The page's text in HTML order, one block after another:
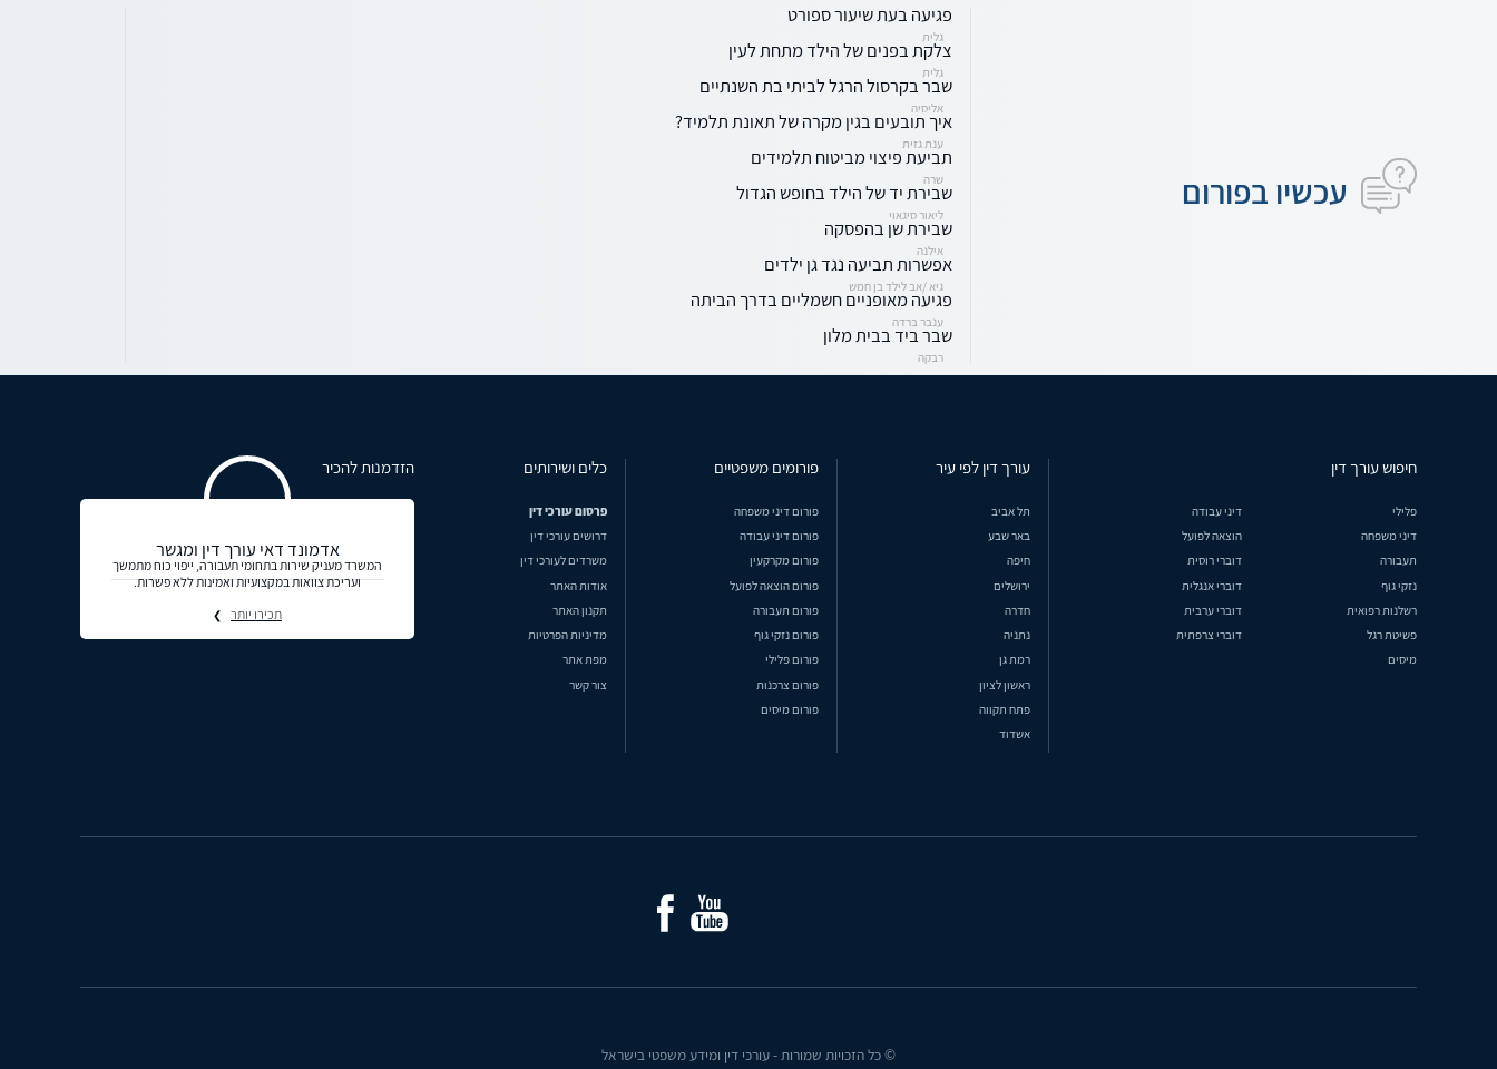
עכשיו בפורום
פגיעה בעת שיעור ספורט
גלית
צלקת בפנים של הילד מתחת לעין
גלית
שבר בקרסול הרגל לביתי בת השנתיים
אליסיה
איך תובעים בגין מקרה של תאונת תלמיד?
ענת גזית
תביעת פיצוי מביטוח תלמידים
שרה
שבירת יד של הילד בחופש הגדול
ליאור סיגאוי
שבירת שן בהפסקה
אילנה
אפשרות תביעה נגד גן ילדים
גיא /אב לילד בן חמש
פגיעה מאופניים חשמליים בדרך הביתה
ענבר ברדה
שבר ביד בבית מלון
רבקה
חיפוש עורך דין
פלילי
דיני עבודה
דיני משפחה
הוצאה לפועל
תעבורה
דוברי רוסית
נזקי גוף
דוברי אנגלית
רשלנות רפואית
דוברי ערבית
פשיטת רגל
דוברי צרפתית
מיסים
עורך דין לפי עיר
תל אביב
באר שבע
חיפה
ירושלים
חדרה
נתניה
רמת גן
ראשון לציון
פתח תקווה
אשדוד
פורומים משפטיים
פורום דיני משפחה
פורום דיני עבודה
פורום מקרקעין
פורום הוצאה לפועל
פורום תעבורה
פורום נזקי גוף
פורום פלילי
פורום צרכנות
פורום מיסים
כלים ושירותים
פרסום עורכי דין
דרושים עורכי דין
משרדים לעורכי דין
אודות האתר
תקנון האתר
מדיניות הפרטיות
מפת אתר
צור קשר
הזדמנות להכיר
אדמונד דאי עורך דין ומגשר
המשרד מעניק שירות בתחומי תעבורה, ייפוי כוח מתמשך
ועריכת צוואות במקצועיות ואמינות ללא פשרות.
תכירו יותר
© כל הזכויות שמורות - עורכי דין ומידע משפטי בישראל